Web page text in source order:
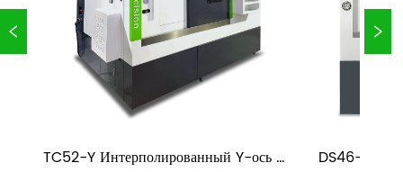
TC52-Y Интерполированный Y-ось &
DS46-36